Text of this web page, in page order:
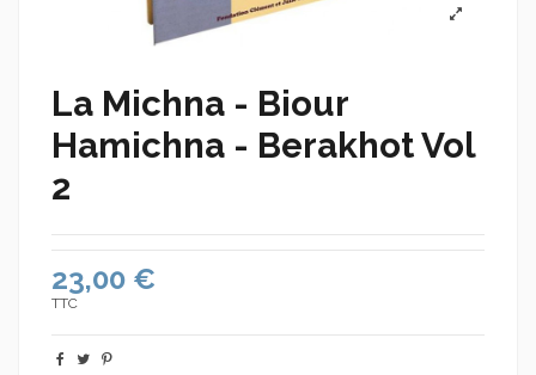
La Michna - Biour
Hamichna - Berakhot Vol
2
23,00 €
TTC